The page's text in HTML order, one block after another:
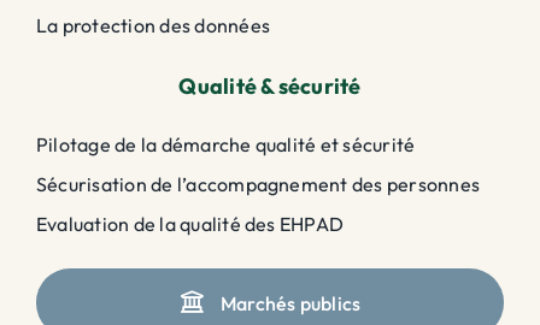
La protection des données
Qualité & sécurité
Pilotage de la démarche qualité et sécurité
Sécurisation de l’accompagnement des personnes
Evaluation de la qualité des EHPAD
Marchés publics